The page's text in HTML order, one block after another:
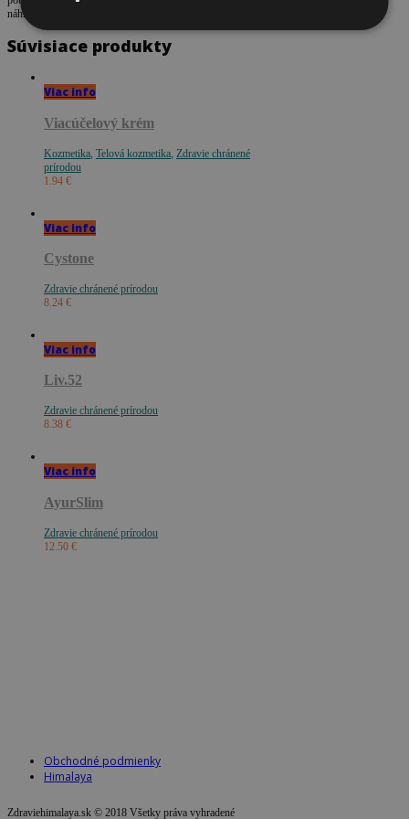
náhrada pestrej stravy. Uchovávajte pri teplote do 30 °C.
Súvisiace produkty
Viac info
Viacúčelový krém
Kozmetika Telová kozmetika Zdravie chránené
prírodou
1.94 €
Viac info
Cystone
Zdravie chránené prírodou
8.24 €
Viac info
Liv.52
Zdravie chránené prírodou
8.38 €
Viac info
AyurSlim
Zdravie chránené prírodou
12.50 €
Obchodné podmienky
Himalaya
Zdraviehimalaya.sk © 2018 Všetky práva vyhradené